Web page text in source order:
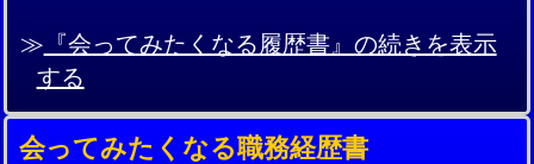
≫ 『会ってみたくなる履歴書』の続きを表示
する
会ってみたくなる職務経歴書